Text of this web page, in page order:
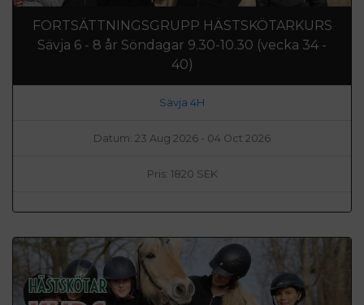
FORTSÄTTNINGSGRUPP HÄSTSKÖTARKURS
Sävja 6 - 8 år Söndagar 9.30-10.30 (vecka 34 -
40)
Sävja 4H
Datum: 23 Aug 2026 - 04 Oct 2026
Pris: 1820 SEK